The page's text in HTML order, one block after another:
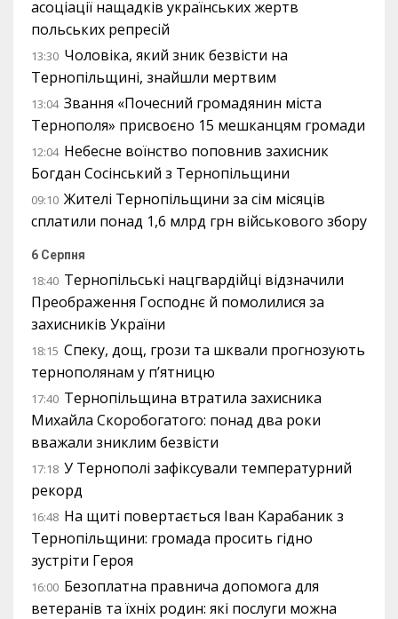
асоціації нащадків українських жертв
польських репресій
13:30 Чоловіка, який зник безвісти на
Тернопільщині, знайшли мертвим
13:04 Звання «Почесний громадянин міста
Тернополя» присвоєно 15 мешканцям громади
12:04 Небесне воїнство поповнив захисник
Богдан Сосінський з Тернопільщини
09:10 Жителі Тернопільщини за сім місяців
сплатили понад 1,6 млрд грн військового збору
6 Серпня
18:40 Тернопільські нацгвардійці відзначили
Преображення Господнє й помолилися за
захисників України
18:15 Спеку, дощ, грози та шквали прогнозують
тернополянам у п’ятницю
17:40 Тернопільщина втратила захисника
Михайла Скоробогатого: понад два роки
вважали зниклим безвісти
17:18 У Тернополі зафіксували температурний
рекорд
16:48 На щиті повертається Іван Карабаник з
Тернопільщини: громада просить гідно
зустріти Героя
16:00 Безоплатна правнича допомога для
ветеранів та їхніх родин: які послуги можна